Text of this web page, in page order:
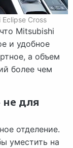
Cross
Mitsubishi
и удобное
а объем
более чем
для
отделение.
уместить на